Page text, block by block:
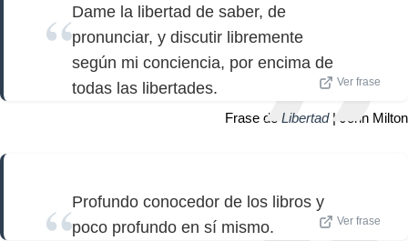
Dame la libertad de saber, de
pronunciar, y discutir libremente
según mi conciencia, por encima de
todas las libertades.
Ver frase
Frase de Libertad| John Milton
Profundo conocedor de los libros y
poco profundo en sí mismo.
Ver frase